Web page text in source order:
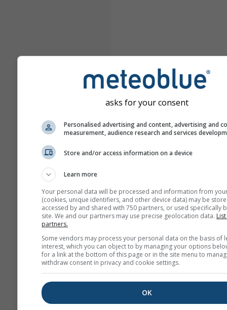
asks for your consent
Personalised advertising and content, advertising and
measurement, audience research and services
Store and/or access information on a device
Learn more
Your personal data will be processed and information from
(cookies, unique identifiers, and other device data) may be
accessed by and shared with 750 partners, or used specifically
site. We and our partners may use precise geolocation data.
partners.
Some vendors may process your personal data on the basis of
interest, which you can object to by managing your options
for a link at the bottom of this page or in the site menu to
withdraw consent in privacy and cookie settings.
OK